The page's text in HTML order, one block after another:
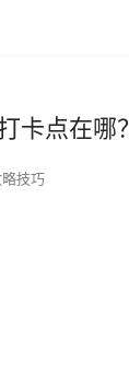
卡点在哪？
技巧